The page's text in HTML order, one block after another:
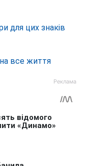
для цих знаків
на все життя